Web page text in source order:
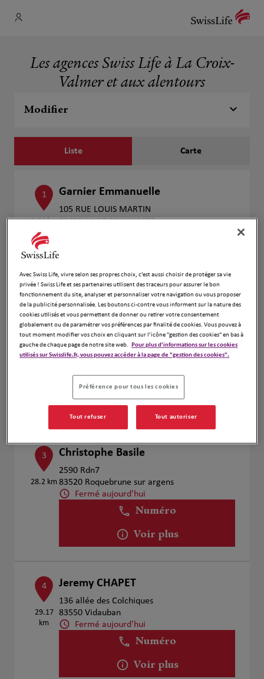
Les agences Swiss Life à La Croix-
Valmer et aux alentours
Modifier
Liste Carte
1
2.44 km
Garnier Emmanuelle
105 RUE LOUIS MARTIN
83420 LA CROIX VALMER
Voir plus
2
9.4 km
FREDERIC TROUPILLON
4 AVENUE GENERAL LECLERC
83990 St TROPEZ
Voir plus
3
28.2 km
Christophe Basile
2590 Rdn7
83520 Roquebrune sur argens
Fermé aujourd'hui
Numéro
Voir plus
4
29.17
km
Jeremy CHAPET
136 allée des Colchiques
83550 Vidauban
Fermé aujourd'hui
Numéro
Voir plus
Avec Swiss Life, vivre selon ses propres choix, c’est aussi choisir de protéger sa vie
privée ! Swiss Life et ses partenaires utilisent des traceurs pour assurer le bon
fonctionnement du site, analyser et personnaliser votre navigation ou vous proposer
de la publicité personnalisée. Les boutons ci-contre vous informent sur la nature des
cookies utilisés et vous permettent de donner ou retirer votre consentement
globalement ou de paramétrer vos préférences par finalité de cookies. Vous pouvez à
tout moment modifier vos choix en cliquant sur l’icône "gestion des cookies" en bas à
gauche de chaque page de notre site web. Pour plus d'informations sur les cookies
utilisés sur Swisslife.fr, vous pouvez accéder à la page de "gestion des cookies".
Préférence pour tous les cookies
Tout refuser Tout autoriser